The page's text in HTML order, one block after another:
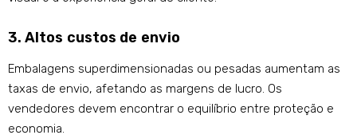
3. Altos custos de envio
Embalagens superdimensionadas ou pesadas aumentam as
taxas de envio, afetando as margens de lucro. Os
vendedores devem encontrar o equilíbrio entre proteção e
economia.